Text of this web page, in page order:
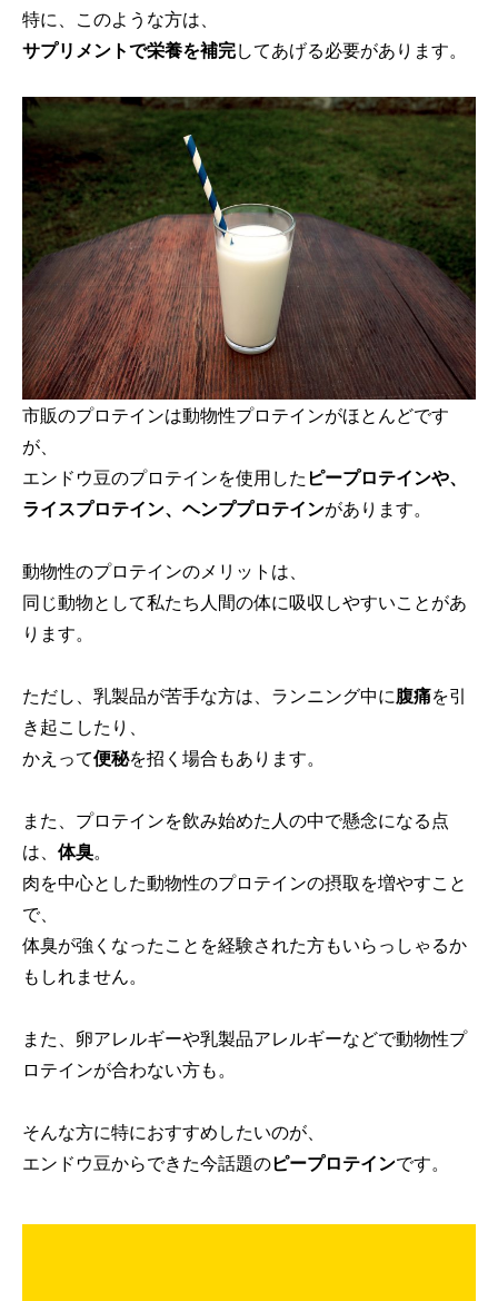
特に、このような方は、
サプリメントで栄養を補完してあげる必要があります。
市販のプロテインは動物性プロテインがほとんどです
が、
エンドウ豆のプロテインを使用した ピープロテインや、
ライスプロテイン、ヘンププロテインがあります。
動物性のプロテインのメリットは、
同じ動物として私たち人間の体に吸収しやすいことがあ
ります。
ただし、乳製品が苦手な方は、ランニング中に腹痛を引
き起こしたり、
かえって便秘を招く場合もあります。
また、プロテインを飲み始めた人の中で懸念になる点
は、 体臭。
肉を中心とした動物性のプロテインの摂取を増やすこと
で、
体臭が強くなったことを経験された方もいらっしゃるか
もしれません。
また、卵アレルギーや乳製品アレルギーなどで動物性プ
ロテインが合わない方も。
そんな方に特におすすめしたいのが、
エンドウ豆からできた今話題のピープロテインです。